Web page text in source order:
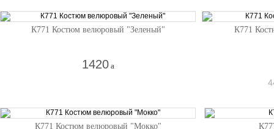
К771 Костюм велюровый "Зеленый"
1420 a
К771
К771 Костюм велюровый "Мокко"